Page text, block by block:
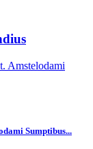
Sumptibus...